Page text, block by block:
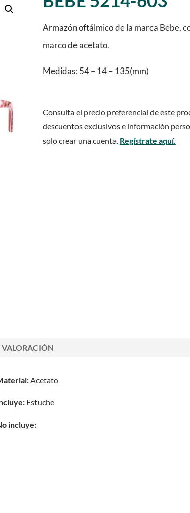
Armazón oftálmico de la marca Bebe,
marco de acetato.
Medidas: 54 – 14 – 135(mm)
Consulta el precio preferencial de este
descuentos exclusivos e información
solo crear una cuenta. Regístrate aquí.
VALORACIÓN
Acetato
Estuche
incluye: